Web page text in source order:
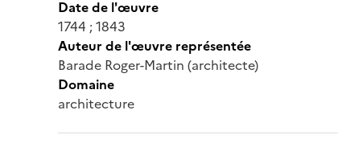
Date de l'œuvre
1744 ; 1843
Auteur de l'œuvre représentée
Barade Roger-Martin (architecte)
Domaine
architecture